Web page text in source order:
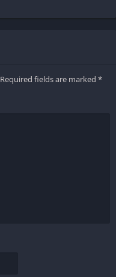
Required fields are marked *